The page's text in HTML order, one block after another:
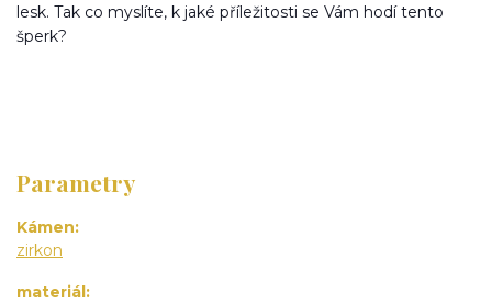
lesk. Tak co myslíte, k jaké příležitosti se Vám hodí tento
šperk?
Parametry
Kámen
zirkon
materiál